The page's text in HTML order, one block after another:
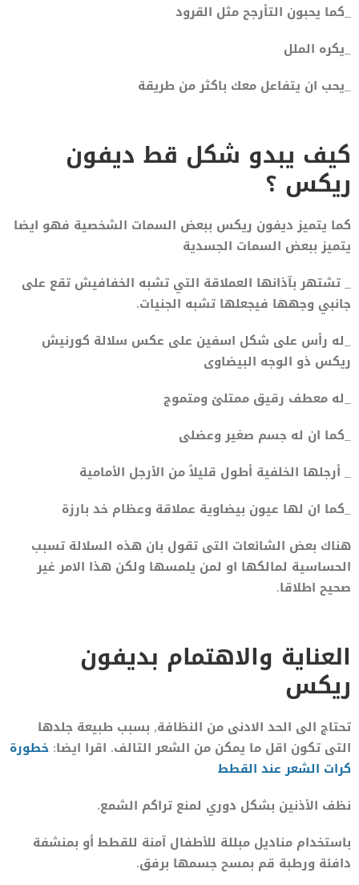
_كما يحبون التأرجح مثل القرود
_يكره الملل
_يحب ان يتفاعل معك باكثر من طريقة
كيف يبدو شكل قط ديفون
ريكس ؟
كما يتميز ديفون ريكس ببعض السمات الشخصية فهو ايضا
يتميز ببعض السمات الجسدية
_ تشتهر بآذانها العملاقة التي تشبه الخفافيش تقع على
جانبي وجهها فيجعلها تشبه الجنيات.
_له رأس على شكل اسفين على عكس سلالة كورنيش
ريكس ذو الوجه البيضاوى
_له معطف رقيق ممتلئ ومتموج
_كما ان له جسم صغير وعضلى
_ أرجلها الخلفية أطول قليلاً من الأرجل الأمامية
_كما ان لها عيون بيضاوية عملاقة وعظام خد بارزة
هناك بعض الشائعات التى تقول بان هذه السلالة تسبب
الحساسية لمالكها او لمن يلمسها ولكن هذا الامر غير
صحيح اطلاقا.
العناية والاهتمام بديفون
ريكس
تحتاج الى الحد الادنى من النظافة, بسبب طبيعة جلدها
التى تكون اقل ما يمكن من الشعر التالف. اقرا ايضا: خطورة
كرات الشعر عند القطط
نظف الأذنين بشكل دوري لمنع تراكم الشمع.
باستخدام مناديل مبللة للأطفال آمنة للقطط أو بمنشفة
دافئة ورطبة قم بمسح جسمها برفق.